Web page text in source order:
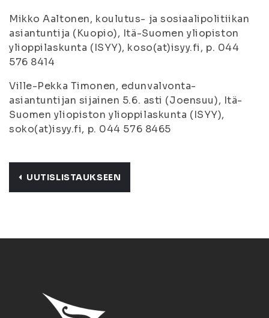
Mikko Aaltonen, koulutus- ja sosiaalipolitiikan
asiantuntija (Kuopio), Itä-Suomen yliopiston
ylioppilaskunta (ISYY), koso(at)isyy.fi, p. 044
576 8414
Ville-Pekka Timonen, edunvalvonta-
asiantuntijan sijainen 5.6. asti (Joensuu), Itä-
Suomen yliopiston ylioppilaskunta (ISYY),
soko(at)isyy.fi, p. 044 576 8465
UUTISLISTAUKSEEN